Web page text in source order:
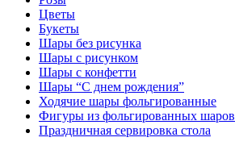
Цветы
Букеты
Шары без рисунка
Шары с рисунком
Шары с конфетти
Шары “С днем рождения”
Ходячие шары фольгированные
Фигуры из фольгированных шаров
Праздничная сервировка стола